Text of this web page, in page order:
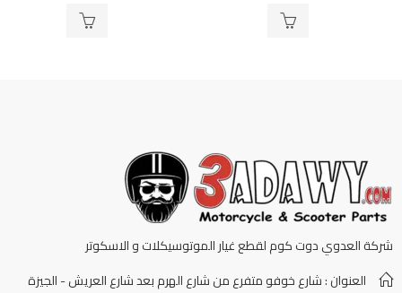
شركة العدوي دوت كوم لقطع غيار الموتوسيكلات و الاسكوتر
العنوان : شارع خوفو متفرع من شارع الهرم بعد شارع العريش - الجيزة